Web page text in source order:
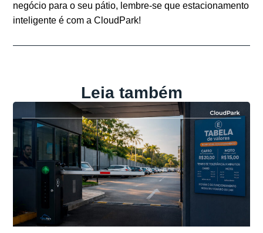
negócio para o seu pátio, lembre-se que estacionamento
inteligente é com a CloudPark!
Leia também